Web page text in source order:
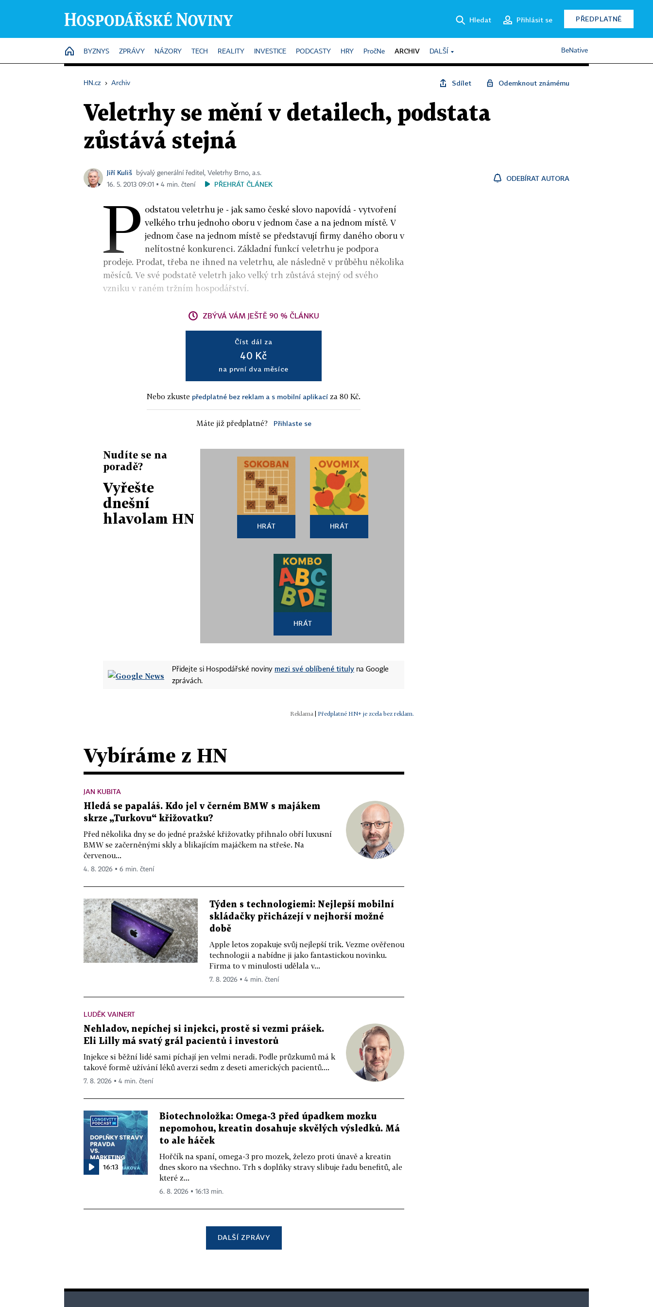
Hledat Přihlásit se PŘEDPLATNÉ
HOME
BYZNYS ZPRÁVY NÁZORY TECH REALITY INVESTICE PODCASTY HRY PročNe ARCHIV DALŠÍ BeNative
HN.cz › Archiv Sdílet Odemknout známému
Veletrhy se mění v detailech, podstata
zůstává stejná
Jiří Kuliš
bývalý generální ředitel, Veletrhy Brno, a.s.
16. 5. 2013 09:01 ▪ 4 min. čtení
PŘEHRÁT ČLÁNEK
ODEBÍRAT AUTORA
P odstatou veletrhu je - jak samo české slovo napovídá - vytvoření
velkého trhu jednoho oboru v jednom čase a na jednom místě. V
jednom čase na jednom místě se představují firmy daného oboru v
nelítostné konkurenci. Základní funkcí veletrhu je podpora
prodeje. Prodat, třeba ne ihned na veletrhu, ale následně v průběhu několika
měsíců. Ve své podstatě veletrh jako velký trh zůstává stejný od svého
vzniku v raném tržním hospodářství.
ZBÝVÁ VÁM JEŠTĚ 90 % ČLÁNKU
Číst dál za
40 Kč
na první dva měsíce
Nebo zkuste předplatné bez reklam a s mobilní aplikací za 80 Kč.
Máte již předplatné? Přihlaste se
Nudíte se na
poradě?
Vyřešte
dnešní
hlavolam HN
HRÁT HRÁT
HRÁT
Přidejte si Hospodářské noviny mezi své oblíbené tituly na Google
zprávách.
Předplatné HN+ je zcela bez reklam.
Vybíráme z HN
JAN KUBITA
Hledá se papaláš. Kdo jel v černém BMW s majákem
skrze „Turkovu“ křižovatku?
Před několika dny se do jedné pražské křižovatky přihnalo obří luxusní
BMW se začerněnými skly a blikajícím majáčkem na střeše. Na
červenou...
4. 8. 2026 ▪ 6 min. čtení
Týden s technologiemi: Nejlepší mobilní
skládačky přicházejí v nejhorší možné
době
Apple letos zopakuje svůj nejlepší trik. Vezme ověřenou
technologii a nabídne ji jako fantastickou novinku.
Firma to v minulosti udělala v...
7. 8. 2026 ▪ 4 min. čtení
LUDĚK VAINERT
Nehladov, nepíchej si injekci, prostě si vezmi prášek.
Eli Lilly má svatý grál pacientů i investorů
Injekce si běžní lidé sami píchají jen velmi neradi. Podle průzkumů má k
takové formě užívání léků averzi sedm z deseti amerických pacientů....
7. 8. 2026 ▪ 4 min. čtení
16:13
Biotechnoložka: Omega-3 před úpadkem mozku
nepomohou, kreatin dosahuje skvělých výsledků. Má
to ale háček
Hořčík na spaní, omega-3 pro mozek, železo proti únavě a kreatin
dnes skoro na všechno. Trh s doplňky stravy slibuje řadu benefitů, ale
které z...
6. 8. 2026 ▪ 16:13 min.
DALŠÍ ZPRÁVY